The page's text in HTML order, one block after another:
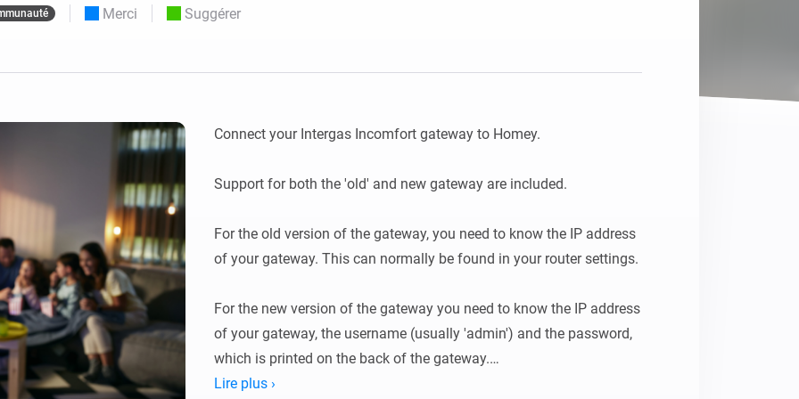
Homey Energy Dongle Homey Pro
Moods
Merci Suggérer
Connect your Intergas Incomfort gateway to Homey.
Support for both the 'old' and new gateway are included.
For the old version of the gateway, you need to know the IP address
of your gateway. This can normally be found in your router settings.
For the new version of the gateway you need to know the IP address
of your gateway, the username (usually 'admin') and the password,
which is printed on the back of the gateway.
Lire plus ›